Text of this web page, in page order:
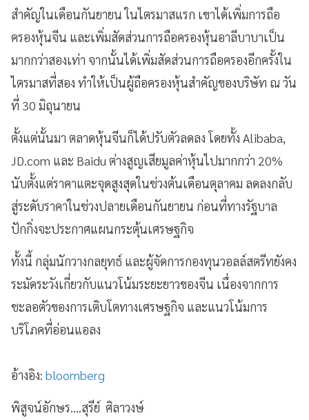
สำคัญในเดือนกันยายน ในไตรมาสแรก เขาได้เพิ่มการถือ
ครองหุ้นจีน และเพิ่มสัดส่วนการถือครองหุ้นอาลีบาบาเป็น
มากกว่าสองเท่า จากนั้นได้เพิ่มสัดส่วนการถือครองอีกครั้งใน
ไตรมาสที่สอง ทำให้เป็นผู้ถือครองหุ้นสำคัญของบริษัท ณ วัน
ที่ 30 มิถุนายน
ตั้งแต่นั้นมา ตลาดหุ้นจีนก็ได้ปรับตัวลดลง โดยทั้ง Alibaba,
JD.com และ Baidu ต่างสูญเสียมูลค่าหุ้นไปมากกว่า 20%
นับตั้งแต่ราคาแตะจุดสูงสุดในช่วงต้นเดือนตุลาคม ลดลงกลับ
สู่ระดับราคาในช่วงปลายเดือนกันยายน ก่อนที่ทางรัฐบาล
ปักกิ่งจะประกาศแผนกระตุ้นเศรษฐกิจ
ทั้งนี้ กลุ่มนักวางกลยุทธ์ และผู้จัดการกองทุนวอลล์สตรีทยังคง
ระมัดระวังเกี่ยวกับแนวโน้มระยะยาวของจีน เนื่องจากการ
ชะลอตัวของการเติบโตทางเศรษฐกิจ และแนวโน้มการ
บริโภคที่อ่อนแอลง
อ้างอิง: bloomberg
พิสูจน์อักษร....สุรีย์ ศิลาวงษ์